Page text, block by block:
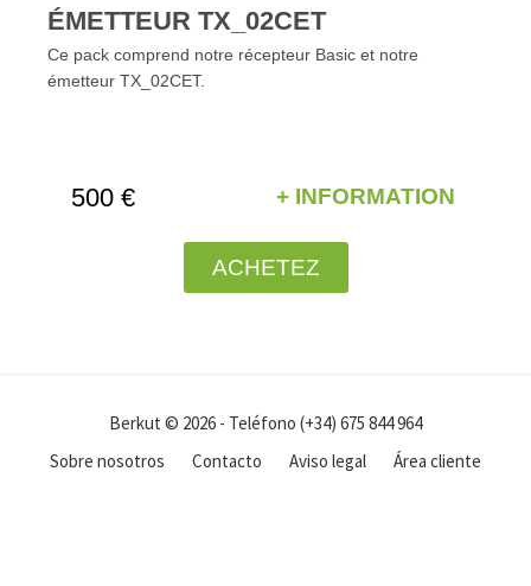
ÉMETTEUR TX_02CET
Ce pack comprend notre récepteur Basic et notre
émetteur TX_02CET.
500 € + INFORMATION
ACHETEZ
Berkut © 2026 - Teléfono (+34) 675 844 964
Sobre nosotros
Contacto Aviso legal Área cliente